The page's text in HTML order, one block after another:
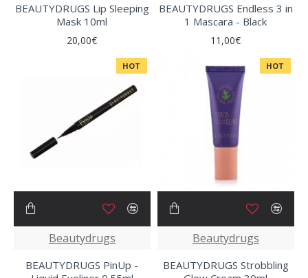
BEAUTYDRUGS Lip Sleeping
Mask 10ml
20,00€
BEAUTYDRUGS Endless 3 in
1 Mascara - Black
11,00€
HOT
Beautydrugs
BEAUTYDRUGS PinUp -
HOT
Beautydrugs
BEAUTYDRUGS Strobbling